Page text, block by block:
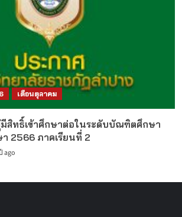
เดือนตุลาคม
มีสิทธิ์เข้าศึกษาต่อในระดับบัณฑิตศึกษา
2566 ภาคเรียนที่ 2
ago